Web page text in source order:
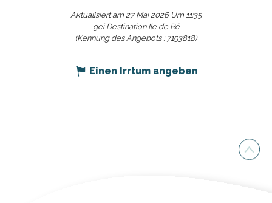
Aktualisiert am 27 Mai 2026 Um 11:35
gei Destination Ile de Ré
(Kennung des Angebots : 7193818)
Einen Irrtum angeben